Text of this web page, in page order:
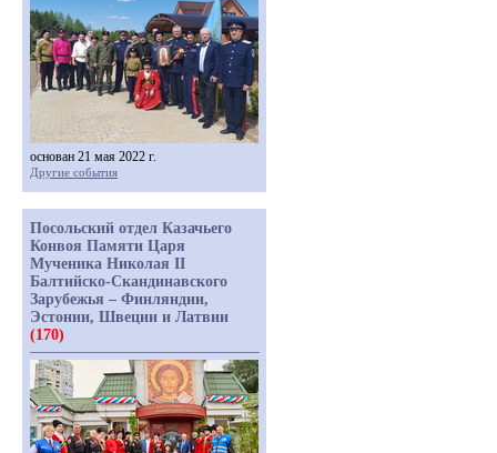
основан 21 мая 2022 г.
Другие события
Посольский отдел Казачьего
Конвоя Памяти Царя
Мученика Николая II
Балтийско-Скандинавского
Зарубежья – Финляндии,
Эстонии, Швеции и Латвии
(170)